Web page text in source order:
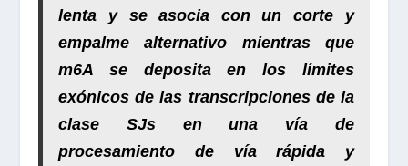
lenta y se asocia conun corte y
empalme alternativo mientras que
m6A se deposita en los límites
exónicos de las transcripciones de la
clase SJs en una vía de
procesamiento de vía rápida y